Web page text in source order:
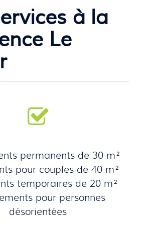
à la
Le
permanents de 30 m²
pour couples de 40 m²
temporaires de 20 m²
pour personnes
désorientées